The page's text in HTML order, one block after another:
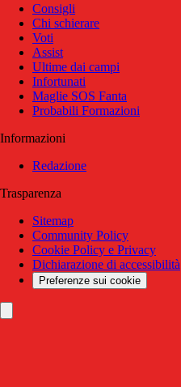
Consigli
Chi schierare
Voti
Assist
Ultime dai campi
Infortunati
Maglie SOS Fanta
Probabili Formazioni
Informazioni
Redazione
Trasparenza
Sitemap
Community Policy
Cookie Policy e Privacy
Dichiarazione di accessibilità
Preferenze sui cookie